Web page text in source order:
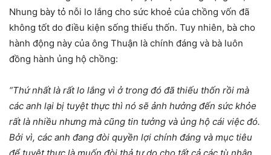
Nhung bày tỏ nỗi lo lắng cho sức khoẻ của chồng vốn đã
không tốt do điều kiện sống thiếu thốn. Tuy nhiên, bà cho
hành động này của ông Thuận là chính đáng và bà luôn
đồng hành ủng hộ chồng:
“Thứ nhất là rất lo lắng vì ở trong đó đã thiếu thốn rồi mà
các anh lại bị tuyệt thực thì nó sẽ ảnh hưởng đến sức khỏe
rất là nhiều nhưng mà cũng tin tưởng và ủng hộ cái việc đó.
Bởi vì, các anh đang đòi quyền lợi chính đáng và mục tiêu